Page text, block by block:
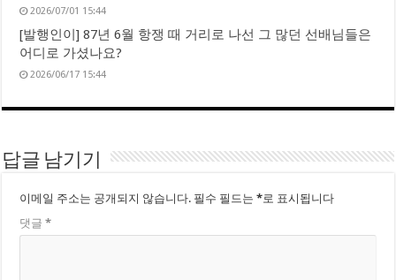
2026/07/01 15:44
[발행인이] 87년 6월 항쟁 때 거리로 나선 그 많던 선배님들은
어디로 가셨나요?
2026/06/17 15:44
답글 남기기
이메일 주소는 공개되지 않습니다. 필수 필드는*로 표시됩니다
댓글*